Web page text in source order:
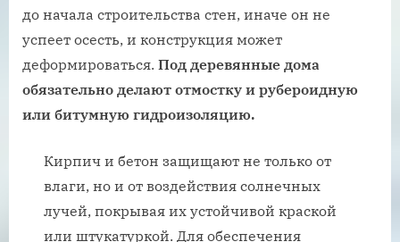
до начала строительства стен, иначе он не
успеет осесть, и конструкция может
деформироваться. Под деревянные дома
обязательно делают отмостку и рубероидную
или битумную гидроизоляцию.
Кирпич и бетон защищают не только от
влаги, но и от воздействия солнечных
лучей, покрывая их устойчивой краской
или штукатуркой. Для обеспечения